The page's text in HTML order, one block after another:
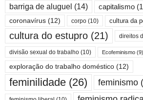
barriga de aluguel (14) capitalismo
coronavírus (12) corpo (10) cultura da
cultura do estupro (21) direitos
divisão sexual do trabalho (10) Ecofeminismo (9)
exploração do trabalho doméstico (12)
feminilidade (26) feminismo